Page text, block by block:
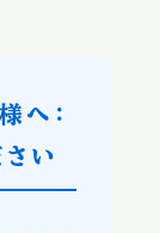
へ：
い